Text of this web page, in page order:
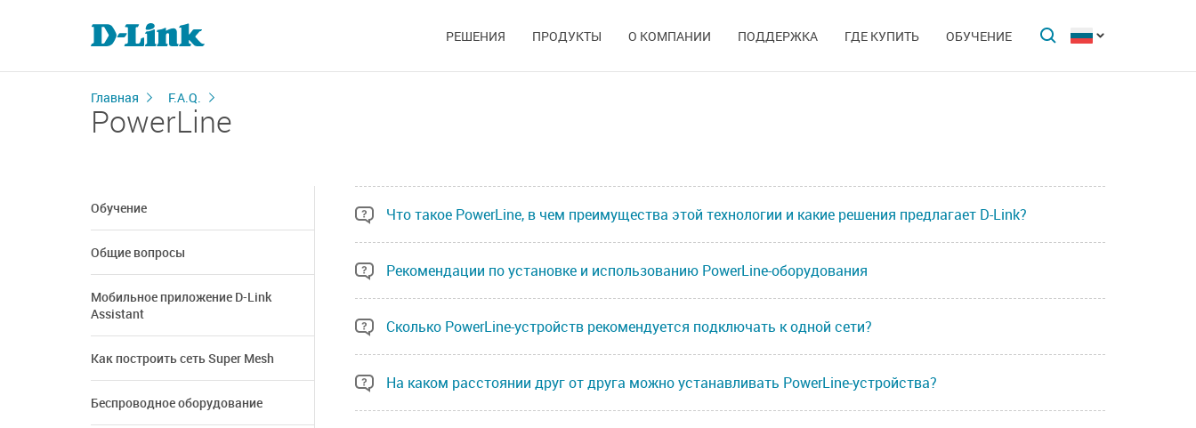
РЕШЕНИЯ ПРОДУКТЫ О КОМПАНИИ ПОДДЕРЖКА ГДЕ КУПИТЬ ОБУЧЕНИЕ
Главная F.A.Q.
PowerLine
Обучение
Общие вопросы
Мобильное приложение D-Link
Assistant
Как построить сеть Super Mesh
Беспроводное оборудование
Что такое PowerLine, в чем преимущества этой технологии и какие решения предлагает D-Link?
Рекомендации по установке и использованию PowerLine-оборудования
Сколько PowerLine-устройств рекомендуется подключать к одной сети?
На каком расстоянии друг от друга можно устанавливать PowerLine-устройства?